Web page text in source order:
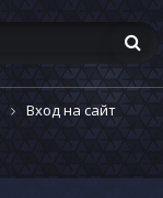
Вход на сайт